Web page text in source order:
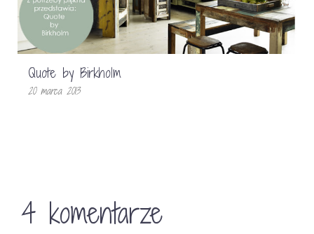
Quote by Birkholm
20 marca 2013
4 komentarze